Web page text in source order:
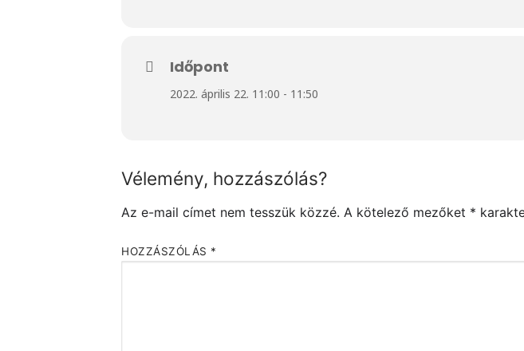
Időpont
2022. április 22. 11:00 - 11:50
Vélemény, hozzászólás?
Az e-mail címet nem tesszük közzé. A kötelező mezőket *
HOZZÁSZÓLÁS *